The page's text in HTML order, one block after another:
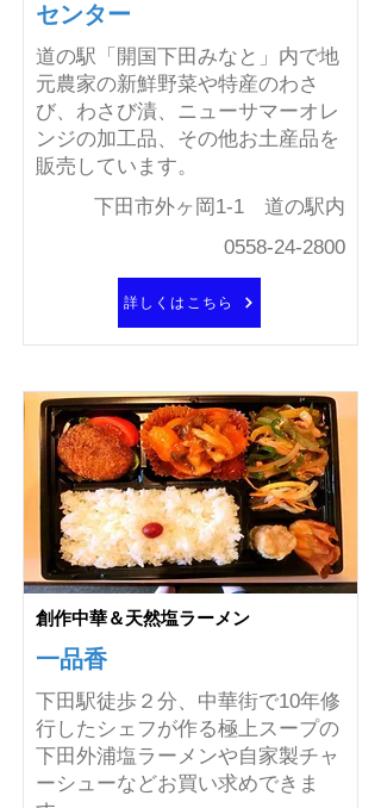
センター
道の駅「開国下田みなと」内で地
元農家の新鮮野菜や特産のわさ
び、わさび漬、ニューサマーオレ
ンジの加工品、その他お土産品を
販売しています。
下田市外ヶ岡1-1 道の駅内
0558-24-2800
詳しくはこちら
創作中華＆天然塩ラーメン
一品香
下田駅徒歩２分、中華街で10年修
行したシェフが作る極上スープの
下田外浦塩ラーメンや自家製チャ
ーシューなどお買い求めできま